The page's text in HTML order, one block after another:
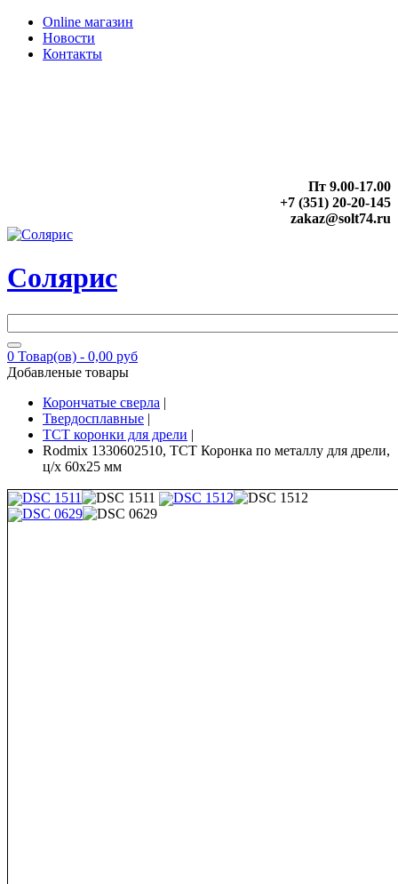
Online магазин
Новости
Контакты
Пт 9.00-17.00
+7 (351) 20-20-145
zakaz@solt74.ru
Солярис
0 Товар(ов) - 0,00 руб
Добавленые товары
Корончатые сверла |
Твердосплавные |
TCT коронки для дрели |
Rodmix 1330602510, ТСТ Коронка по металлу для дрели,
ц/х 60х25 мм
DSC 1511
DSC 1512
DSC 0629